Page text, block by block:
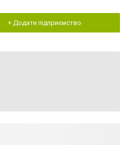
+ Додати підприємство